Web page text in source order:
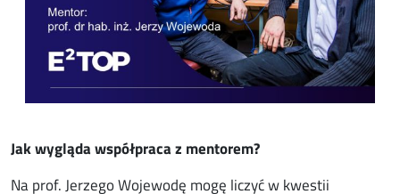
Jak wygląda współpraca z mentorem?
Na prof. Jerzego Wojewodę mogę liczyć w kwestii